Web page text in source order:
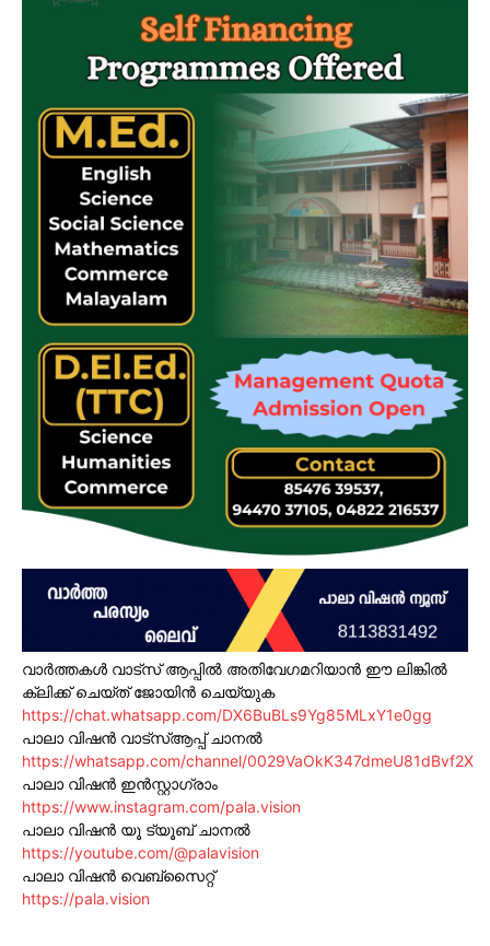
വാർത്തകൾ വാട്സ് ആപ്പിൽ അതിവേഗമറിയാൻ ഈ ലിങ്കിൽ
ക്ലിക്ക് ചെയ്ത് ജോയിൻ ചെയ്യുക
https://chat.whatsapp.com/DX6BuBLs9Yg85MLxY1e0gg
പാലാ വിഷൻ വാട്സ്ആപ്പ് ചാനൽ
https://whatsapp.com/channel/0029VaOkK347dmeU81dBvf2X
പാലാ വിഷൻ ഇൻസ്റ്റാഗ്രാം
https://www.instagram.com/pala.vision
പാലാ വിഷൻ യൂ ട്യൂബ് ചാനൽ
https://youtube.com/@palavision
പാലാ വിഷൻ വെബ്സൈറ്റ്
https://pala.vision